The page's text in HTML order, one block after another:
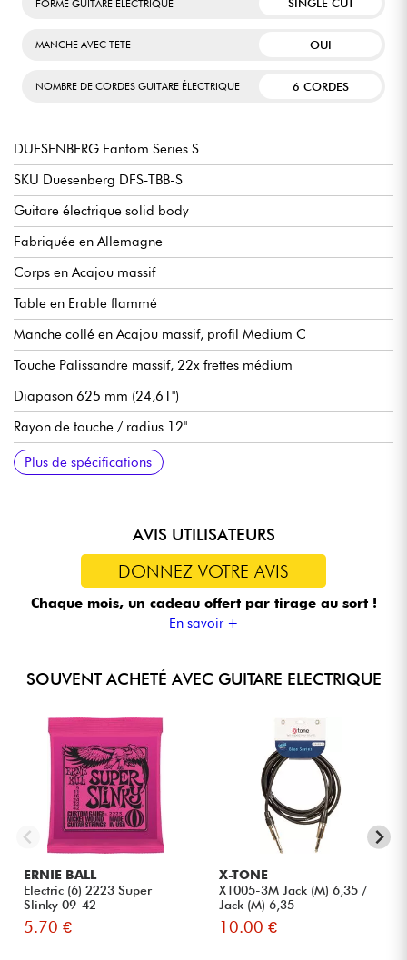
FORME GUITARE ÉLECTRIQUE SINGLE CUT
MANCHE AVEC TETE OUI
NOMBRE DE CORDES GUITARE ÉLECTRIQUE 6 CORDES
DUESENBERG Fantom Series S
SKU Duesenberg DFS-TBB-S
Guitare électrique solid body
Fabriquée en Allemagne
Corps en Acajou massif
Table en Erable flammé
Manche collé en Acajou massif, profil Medium C
Touche Palissandre massif, 22x frettes médium
Diapason 625 mm (24,61")
Rayon de touche / radius 12"
Largeur manche 1e frette 42,5 mm (1,67")
Micros double-bobinage Duesenberg Grand Vintage II Alnico
II
Volume général
Volume micro manche
Tonalité générale
Sélecteur micros 3x positions
Chevalet Duesenberg avec pontets en acier
Cordier Duesenberg
Mécaniques bain d'huile Duesenberg Z
Finition brillant
Vendue avec étui Duesenberg
Tirants de cordes recommandés 10.46
Plus de spécifications
AVIS UTILISATEURS
DONNEZ VOTRE AVIS
Chaque mois, un cadeau offert par tirage au sort !
En savoir +
SOUVENT ACHETÉ AVEC GUITARE ELECTRIQUE
ERNIE BALL
Electric (6) 2223 Super
Slinky 09-42
5.70 €
X-TONE
X1005-3M Jack (M) 6,35 /
Jack (M) 6,35
10.00 €